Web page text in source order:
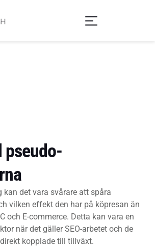
pseudo-
kan det vara svårare att spåra
vilken effekt den har på köpresan än
och E-commerce. Detta kan vara en
när det gäller SEO-arbetet och de
kopplade till tillväxt.